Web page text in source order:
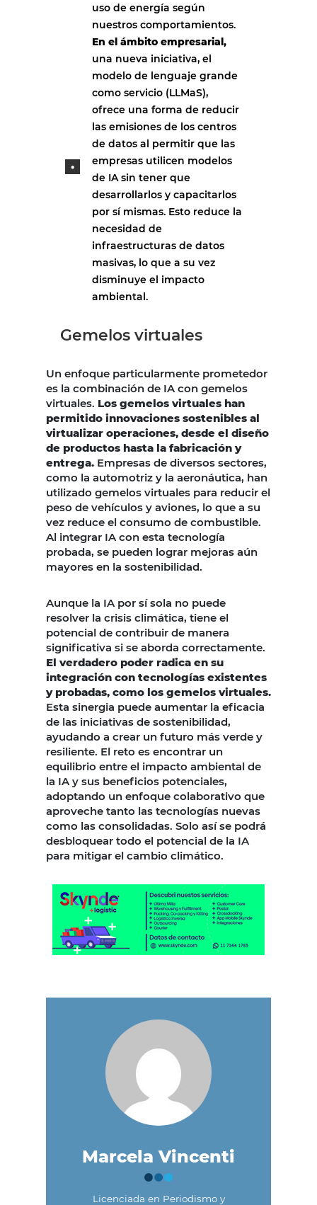
uso de energía según
nuestros comportamientos.
En el ámbito empresarial,
una nueva iniciativa, el
modelo de lenguaje grande
como servicio (LLMaS),
ofrece una forma de reducir
las emisiones de los centros
de datos al permitir que las
empresas utilicen modelos
de IA sin tener que
desarrollarlos y capacitarlos
por sí mismas. Esto reduce la
necesidad de
infraestructuras de datos
masivas, lo que a su vez
disminuye el impacto
ambiental.
Gemelos virtuales
Un enfoque particularmente prometedor
es la combinación de IA con gemelos
virtuales. Los gemelos virtuales han
permitido innovaciones sostenibles al
virtualizar operaciones, desde el diseño
de productos hasta la fabricación y
entrega. Empresas de diversos sectores,
como la automotriz y la aeronáutica, han
utilizado gemelos virtuales para reducir el
peso de vehículos y aviones, lo que a su
vez reduce el consumo de combustible.
Al integrar IA con esta tecnología
probada, se pueden lograr mejoras aún
mayores en la sostenibilidad.
Aunque la IA por sí sola no puede
resolver la crisis climática, tiene el
potencial de contribuir de manera
significativa si se aborda correctamente.
El verdadero poder radica en su
integración con tecnologías existentes
y probadas, como los gemelos virtuales.
Esta sinergia puede aumentar la eficacia
de las iniciativas de sostenibilidad,
ayudando a crear un futuro más verde y
resiliente. El reto es encontrar un
equilibrio entre el impacto ambiental de
la IA y sus beneficios potenciales,
adoptando un enfoque colaborativo que
aproveche tanto las tecnologías nuevas
como las consolidadas. Solo así se podrá
desbloquear todo el potencial de la IA
para mitigar el cambio climático.
Marcela Vincenti
Licenciada en Periodismo y